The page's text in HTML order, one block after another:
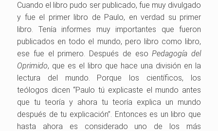
Cuando el libro pudo ser publicado, fue muy divulgado
y fue el primer libro de Paulo, en verdad su primer
libro. Tenía informes muy importantes que fueron
publicados en todo el mundo, pero libro como libro,
ese fue el primero. Después de esoPedagogía del
Oprimido, que es el libro que hace una división en la
lectura del mundo. Porque los científicos, los
teólogos dicen “Paulo tú explicaste el mundo antes
que tu teoría y ahora tu teoría explica un mundo
después de tu explicación”. Entonces es un libro que
hasta ahora es considerado uno de los más